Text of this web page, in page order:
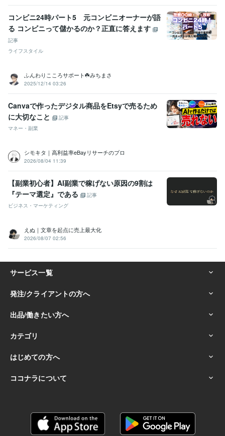
コンビニ24時パート5 元コンビニオーナーが語
る コンビニって儲かるのか？正直に答えます
記事
ライフスタイル
ふんわりこころサポート☘️みちまさ
2025/12/14 03:26
Canvaで作ったデジタル商品をEtsyで売るため
に大切なこと
記事
マネー・副業
シモキタ｜高利益率eBayリサーチのプロ
2026/08/04 11:39
【副業初心者】AI副業で稼げない原因の9割は
『テーマ選定』である
記事
ビジネス・マーケティング
えぬ｜文章を起点に売上最大化
2026/08/07 02:56